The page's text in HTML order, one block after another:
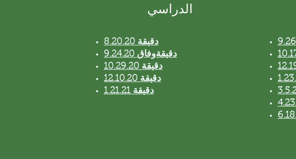
الدراسي
8.20.20 دقيقة
9.24.20 دقيقةوفاق
10.29.20 دقيقة
12.10.20 دقيقة
1.21.21 دقيقة